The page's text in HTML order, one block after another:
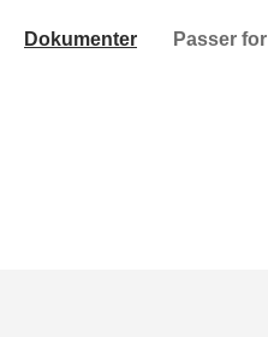
Dokumenter Passer for